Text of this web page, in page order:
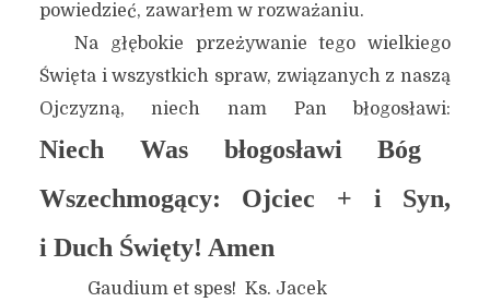
powiedzieć, zawarłem w rozważaniu.
Na głębokie przeżywanie tego wielkiego
Święta i wszystkich spraw, związanych z naszą
Ojczyzną, niech nam Pan błogosławi:
Niech Was błogosławi Bóg
Wszechmogący: Ojciec + i Syn,
i Duch Święty! Amen
Gaudium et spes! Ks. Jacek